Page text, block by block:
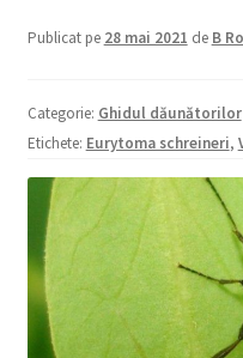
Casa și grădina
Publicat pe 28 mai 2021 de B
Categorie: Ghidul dăunătorilor
Etichete: Eurytoma schreineri,